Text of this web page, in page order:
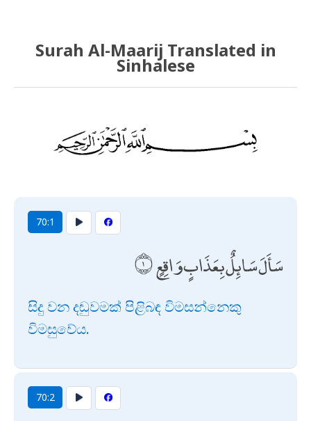
Surah Al-Maarij Translated in
Sinhalese
70:1
سَأَلَ سَائِلٌ بِعَذَابٍ وَاقِعٍ
සිදු වන දඬුවමක් පිළිබඳ විමසන්නෙකු
විමසුවේය.
70:2